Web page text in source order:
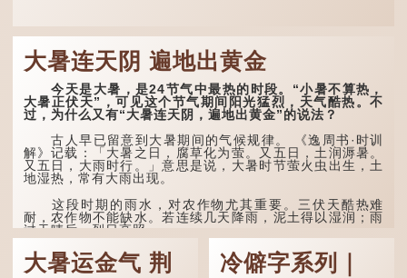
大暑连天阴 遍地出黄金
今天是大暑，是24节气中最热的时段。“小暑不算热，
大暑正伏天”，可见这个节气期间阳光猛烈，天气酷热。不
过，为什么又有“大暑连天阴，遍地出黄金”的说法？
古人早已留意到大暑期间的气候规律。 《逸周书·时训
解》记载：「大暑之日，腐草化为萤。又五日，土润溽暑。
又五日，大雨时行。」意思是说，大暑时节萤火虫出生，土
地湿热，常有大雨出现。
这段时期的雨水，对农作物尤其重要。三伏天酷热难
耐，农作物不能缺水。若连续几天降雨，泥土得以湿润；雨
过天晴后，烈日高照...
大暑运金气 荆
冷僻字系列｜